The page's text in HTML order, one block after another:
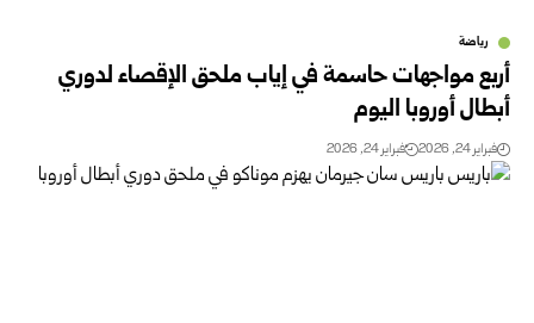
رياضة
أربع مواجهات حاسمة في إياب ملحق الإقصاء لدوري
أبطال أوروبا اليوم
فبراير 24, 2026 فبراير 24, 2026